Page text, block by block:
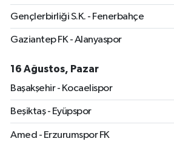
Gençlerbirliği S.K. - Fenerbahçe
Gaziantep FK - Alanyaspor
16 Ağustos, Pazar
Başakşehir - Kocaelispor
Beşiktaş - Eyüpspor
Amed - Erzurumspor FK